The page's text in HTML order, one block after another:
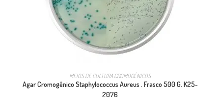
MEIOS DE CULTURA CROMOGÊNICOS
Agar Cromogênico Staphylococcus Aureus . Frasco 500 G. K25-
2076